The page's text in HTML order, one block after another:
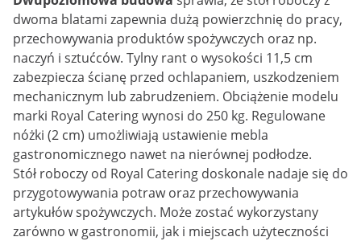
dwoma blatami zapewnia dużą powierzchnię do pracy,
przechowywania produktów spożywczych oraz np.
naczyń i sztućców. Tylny rant o wysokości 11,5 cm
zabezpiecza ścianę przed ochlapaniem, uszkodzeniem
mechanicznym lub zabrudzeniem. Obciążenie modelu
marki Royal Catering wynosi do 250 kg. Regulowane
nóżki (2 cm) umożliwiają ustawienie mebla
gastronomicznego nawet na nierównej podłodze.
Stół roboczy od Royal Catering doskonale nadaje się do
przygotowywania potraw oraz przechowywania
artykułów spożywczych. Może zostać wykorzystany
zarówno w gastronomii, jak i miejscach użyteczności